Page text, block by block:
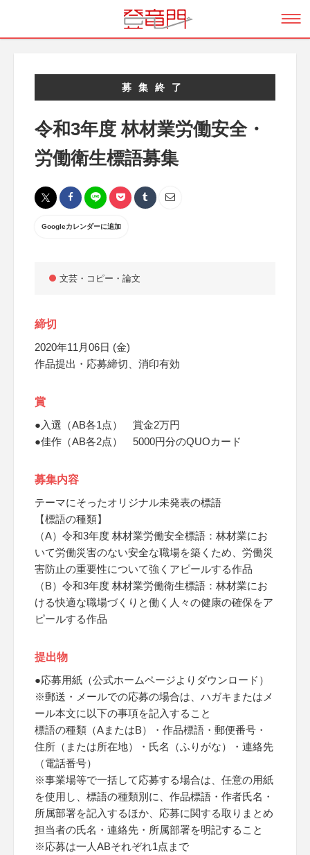
募集終了
令和3年度 林材業労働安全・
労働衛生標語募集
Googleカレンダーに追加
文芸・コピー・論文
締切
2020年11月06日 (金)
作品提出・応募締切、消印有効
賞
●入選（AB各1点） 賞金2万円
●佳作（AB各2点） 5000円分のQUOカード
募集内容
テーマにそったオリジナル未発表の標語
【標語の種類】
（A）令和3年度 林材業労働安全標語：林材業にお
いて労働災害のない安全な職場を築くため、労働災
害防止の重要性について強くアピールする作品
（B）令和3年度 林材業労働衛生標語：林材業にお
ける快適な職場づくりと働く人々の健康の確保をア
ピールする作品
提出物
●応募用紙（公式ホームページよりダウンロード）
※郵送・メールでの応募の場合は、ハガキまたはメ
ール本文に以下の事項を記入すること
標語の種類（AまたはB）・作品標語・郵便番号・
住所（または所在地）・氏名（ふりがな）・連絡先
（電話番号）
※事業場等で一括して応募する場合は、任意の用紙
を使用し、標語の種類別に、作品標語・作者氏名・
所属部署を記入するほか、応募に関する取りまとめ
担当者の氏名・連絡先・所属部署を明記すること
※応募は一人ABそれぞれ1点まで